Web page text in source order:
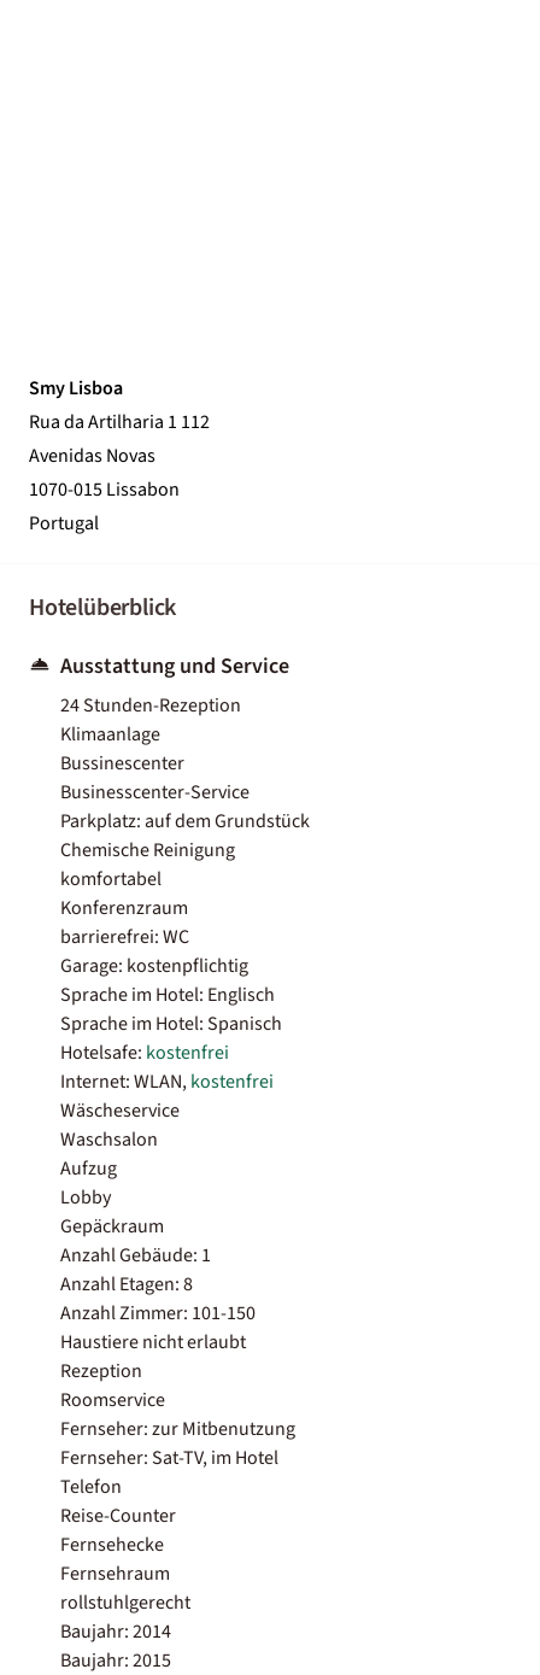
Smy Lisboa
Rua da Artilharia 1 112
Avenidas Novas
1070-015 Lissabon
Portugal
Hotelüberblick
Ausstattung und Service
24 Stunden-Rezeption
Klimaanlage
Bussinescenter
Businesscenter-Service
Parkplatz: auf dem Grundstück
Chemische Reinigung
komfortabel
Konferenzraum
barrierefrei: WC
Garage: kostenpflichtig
Sprache im Hotel: Englisch
Sprache im Hotel: Spanisch
Hotelsafe: kostenfrei
Internet: WLAN,kostenfrei
Wäscheservice
Waschsalon
Aufzug
Lobby
Gepäckraum
Anzahl Gebäude: 1
Anzahl Etagen: 8
Anzahl Zimmer: 101-150
Haustiere nicht erlaubt
Rezeption
Roomservice
Fernseher: zur Mitbenutzung
Fernseher: Sat-TV, im Hotel
Telefon
Reise-Counter
Fernsehecke
Fernsehraum
rollstuhlgerecht
Baujahr: 2014
Baujahr: 2015